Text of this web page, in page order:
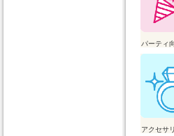
パーティ
アクセサ